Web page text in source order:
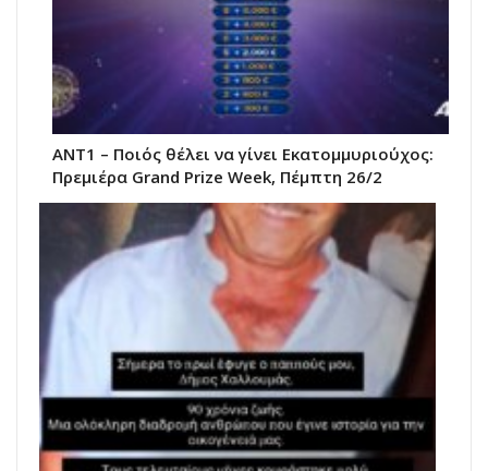
ANT1 – Ποιός θέλει να γίνει Εκατομμυριούχος:
Πρεμιέρα Grand Prize Week, Πέμπτη 26/2